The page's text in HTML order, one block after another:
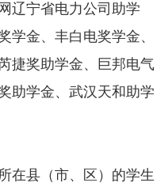
辽宁省电力公司助学
学金、丰白电奖学金、
捷奖助学金、巨邦电气
助学金、武汉天和助学
在县（市、区）的学生